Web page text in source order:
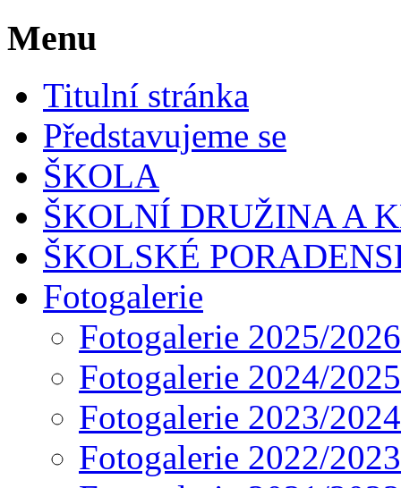
Menu
Titulní stránka
Představujeme se
ŠKOLA
ŠKOLNÍ DRUŽINA A
ŠKOLSKÉ
Fotogalerie
Fotogalerie 2025/2026
Fotogalerie 2024/2025
Fotogalerie 2023/2024
Fotogalerie 2022/2023